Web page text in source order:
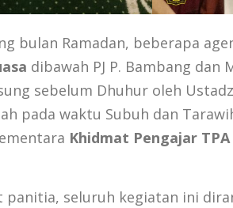
bulan Ramadan, beberapa
dibawah PJ P. Bambang dan
sebelum Dhuhur oleh
pada waktu Subuh dan
Khidmat Pengajar TPA
panitia, seluruh kegiatan ini